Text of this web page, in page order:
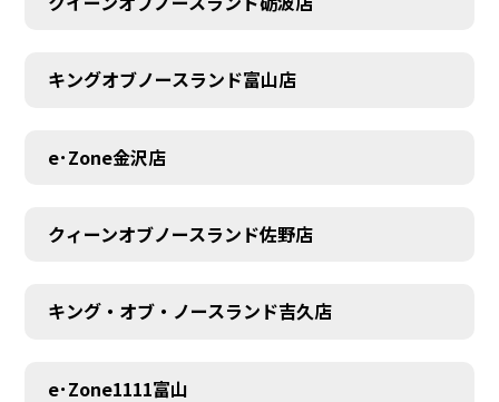
キングオブノースランド富山店
e･Zone金沢店
クィーンオブノースランド佐野店
キング・オブ・ノースランド吉久店
e･Zone1111富山